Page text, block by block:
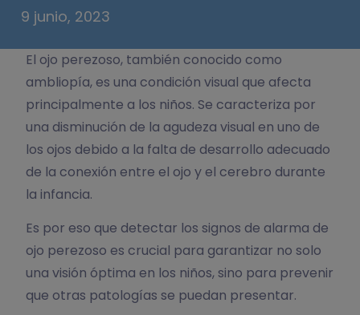
9 junio, 2023
El ojo perezoso, también conocido como
ambliopía, es una condición visual que afecta
principalmente a los niños. Se caracteriza por
una disminución de la agudeza visual en uno de
los ojos debido a la falta de desarrollo adecuado
de la conexión entre el ojo y el cerebro durante
la infancia.
Es por eso que detectar los signos de alarma de
ojo perezoso es crucial para garantizar no solo
una visión óptima en los niños, sino para prevenir
que otras patologías se puedan presentar.